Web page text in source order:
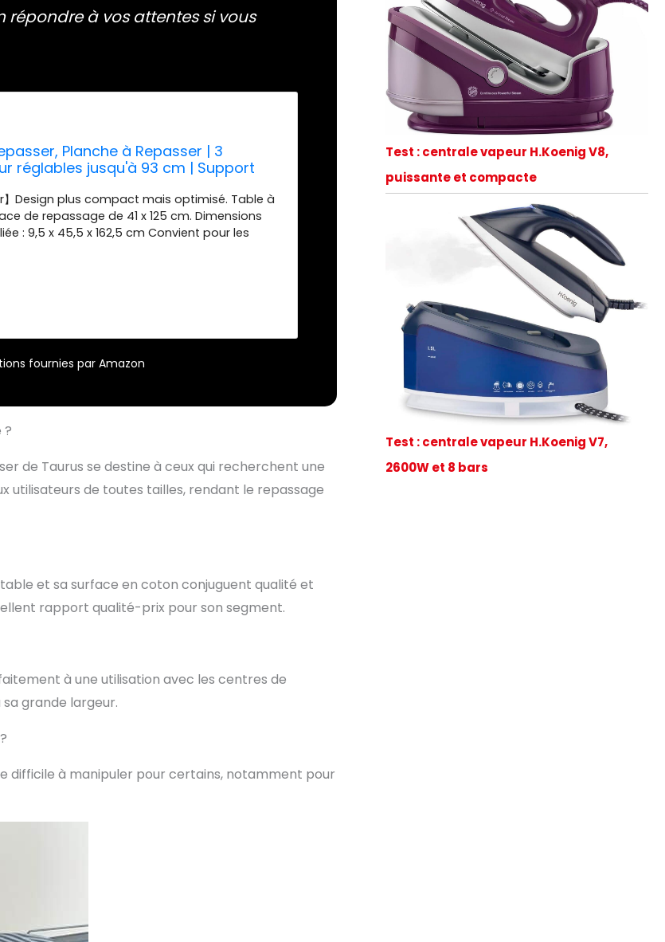
à vos attentes si vous
Planche à Repasser | 3
réglables jusqu'à 93 cm | Support
| 41 x 125 cm | Gris
】Design plus compact mais optimisé. Table à
de repassage de 41 x 125 cm. Dimensions
: 9,5 x 45,5 x 162,5 cm Convient pour les
de fers et de centres de repassage.
: planche à repasser avec maille métallique,
en mousse et 100 % coton. Matériau idéal
avec patins antidérapants pour assurer la
fournies par Amazon
?
de Taurus se destine à ceux qui recherchent une
utilisateurs de toutes tailles, rendant le repassage
et sa surface en coton conjuguent qualité et
rapport qualité-prix pour son segment.
à une utilisation avec les centres de
grande largeur.
difficile à manipuler pour certains, notamment pour
Test : centrale vapeur H.Koenig V8,
puissante et compacte
Test : centrale vapeur H.Koenig V7,
2600W et 8 bars